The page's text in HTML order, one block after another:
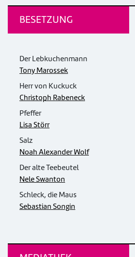
BESETZUNG
Der Lebkuchenmann
Tony Marossek
Herr von Kuckuck
Christoph Rabeneck
Pfeffer
Lisa Störr
Salz
Noah Alexander Wolf
Der alte Teebeutel
Nele Swanton
Schleck, die Maus
Sebastian Songin